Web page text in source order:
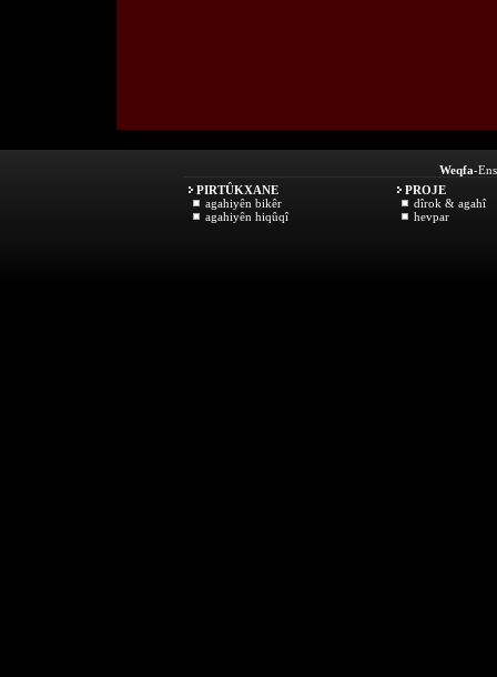
Weqfa-
PIRTÛKXANE
agahiyên bikêr
agahiyên hiqûqî
PROJE
dîrok & agahî
hevpar